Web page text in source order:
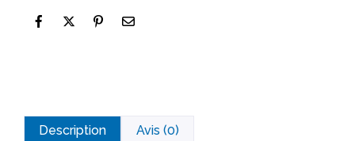
Description Avis (0)